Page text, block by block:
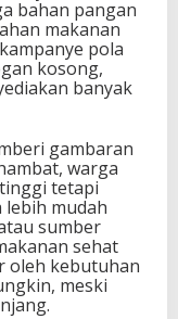
bahan pangan
makanan
pola
kosong,
banyak
gambaran
warga
tetapi
lebih mudah
sumber
sehat
oleh kebutuhan
meski